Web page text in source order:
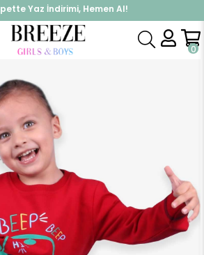
Yaz İndirimi, Hemen Al!
%10 İndirimi Kap, Hemen Üye Ol!
0
Takımlar Eşofman Takım Erkek Bebek Eşofman Takımı Araba Baskılı Kırmızı (1 Yaş)